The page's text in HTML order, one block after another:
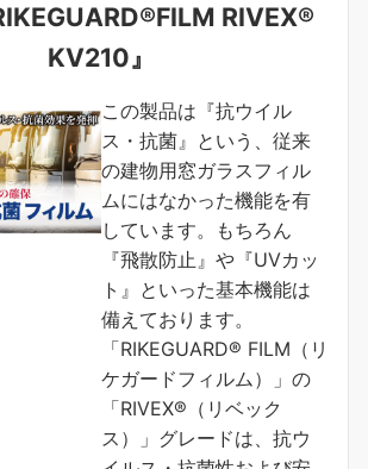
RIVEX®
KV210』
この製品は『抗ウイル
ス・抗菌』という、従来
の建物用窓ガラスフィル
ムにはなかった機能を有
しています。もちろん
『飛散防止』や『UVカッ
ト』といった基本機能は
備えております。
「RIKEGUARD® FILM（リ
ケガードフィルム）」の
「RIVEX®（リベック
ス）」グレードは、抗ウ